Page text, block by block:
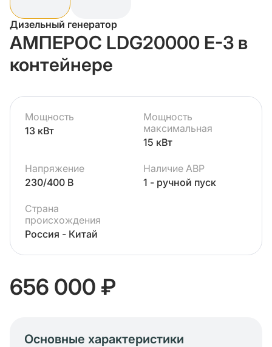
Дизельный генератор
АМПЕРОС LDG20000 E-3 в
контейнере
Мощность
13 кВт
Мощность
максимальная
15 кВт
Напряжение
230/400 В
Наличие АВР
1 - ручной пуск
Страна
происхождения
Россия - Китай
656 000 ₽
Основные характеристики